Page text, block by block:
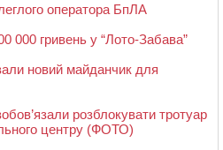
оператора БпЛА
000 гривень у “Лото-Забава”
новий майданчик для
розблокувати тротуар
центру (ФОТО)